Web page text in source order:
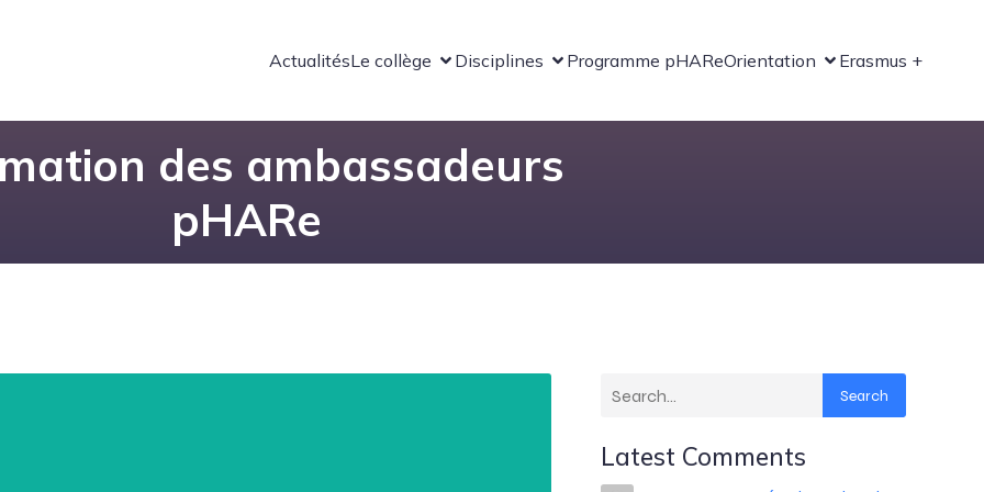
ActualitésLe collège Disciplines Programme pHAReOrientation Erasmus +
des ambassadeurs
pHARe
Search
Latest Comments